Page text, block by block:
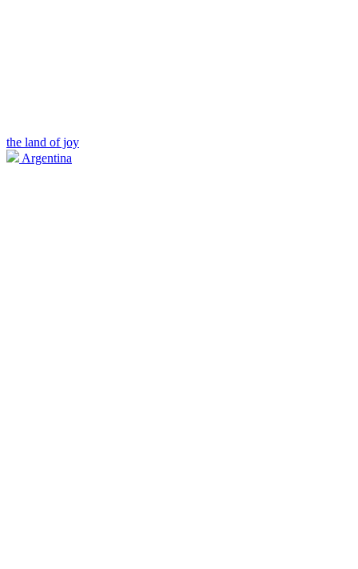
the land of joy
Argentina